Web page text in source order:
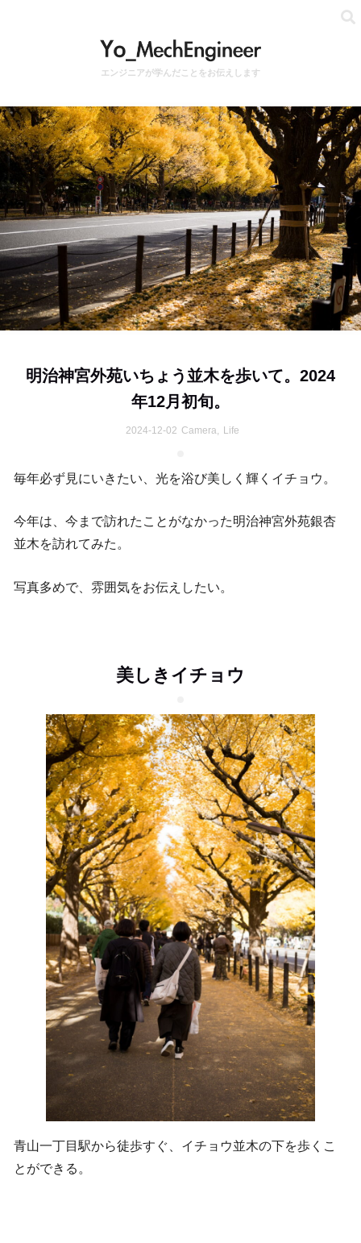
エンジニアが学んだことをお伝えします
明治神宮外苑いちょう並木を歩いて。2024
年12月初旬。
2024-12-02 Camera Life
毎年必ず見にいきたい、光を浴び美しく輝くイチョウ。
今年は、今まで訪れたことがなかった明治神宮外苑銀杏
並木を訪れてみた。
写真多めで、雰囲気をお伝えしたい。
美しきイチョウ
青山一丁目駅から徒歩すぐ、イチョウ並木の下を歩くこ
とができる。